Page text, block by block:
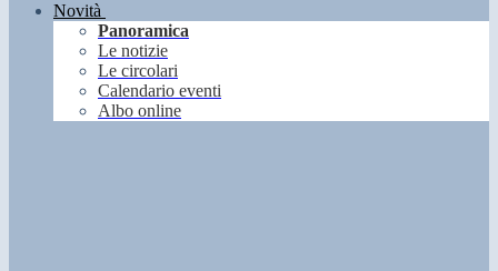
Novità
Panoramica
Le notizie
Le circolari
Calendario eventi
Albo online